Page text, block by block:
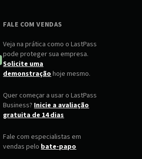
FALE COM VENDAS
Veja na prática como o LastPass
pode proteger sua empresa.
Solicite uma
demonstraçãohoje mesmo.
Quer começar a usar o LastPass
Business?Inicie a avaliação
gratuita de 14 dias
Fale com especialistas em
vendas pelobate-papo